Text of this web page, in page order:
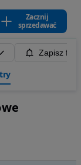
Zacznij
sprzedawać
Zapisz